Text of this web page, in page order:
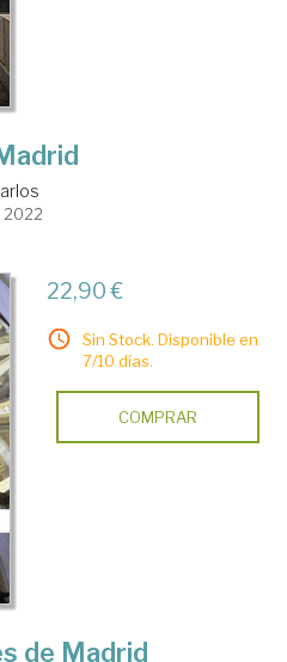
2022
22,90 €
Sin Stock. Disponible en
7/10 días.
COMPRAR
de Madrid